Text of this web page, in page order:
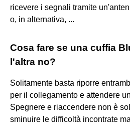
ricevere i segnali tramite
o, in alternativa, ...
Cosa fare se una cuffia
l'altra no?
Solitamente basta riporre
per il collegamento e attendere
Spegnere e riaccendere non è
sminuire le difficoltà incontrate